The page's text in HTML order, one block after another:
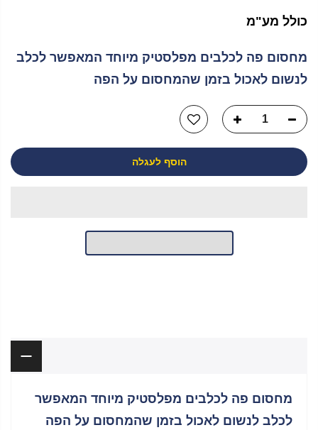
כולל מע"מ
מחסום פה לכלבים מפלסטיק מיוחד המאפשר לכלב
לנשום לאכול בזמן שהמחסום על הפה
הוסף לעגלה
מחסום פה לכלבים מפלסטיק מיוחד המאפשר
לכלב לנשום לאכול בזמן שהמחסום על הפה